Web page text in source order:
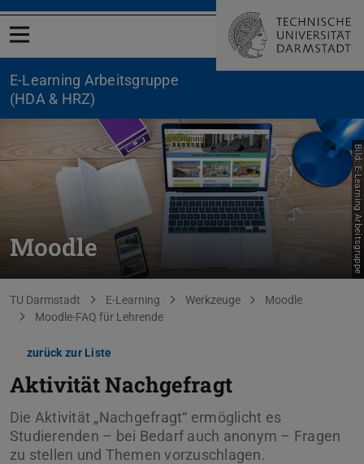
Menü öffnen
E-Learning Arbeitsgruppe
(HDA & HRZ)
Moodle Bild: E-Learning Arbeitsgruppe
Sie befinden sich hier:
TU Darmstadt E-Learning Werkzeuge
Moodle
Moodle-FAQ für Lehrende
zurück zur Liste
Aktivität Nachgefragt
Die Aktivität „Nachgefragt“ ermöglicht es
Studierenden – bei Bedarf auch anonym – Fragen
zu stellen und Themen vorzuschlagen.